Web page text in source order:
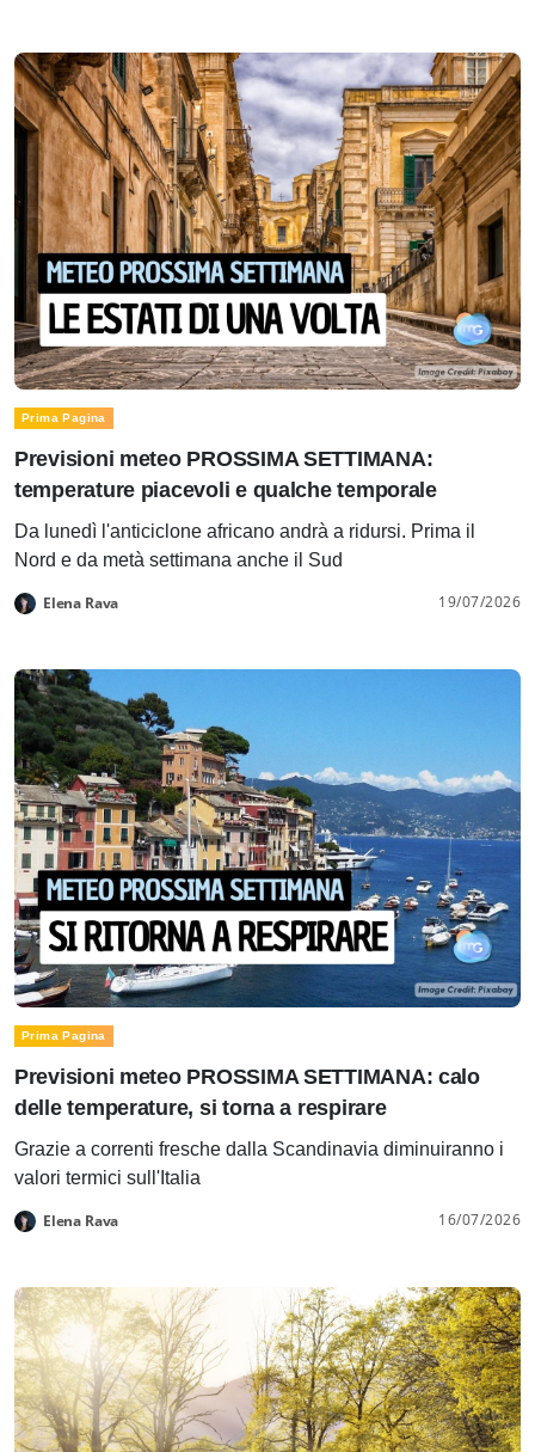
Prima Pagina
Previsioni meteo PROSSIMA SETTIMANA:
temperature piacevoli e qualche temporale
Da lunedì l'anticiclone africano andrà a ridursi. Prima il
Nord e da metà settimana anche il Sud
Elena Rava 19/07/2026
Prima Pagina
Previsioni meteo PROSSIMA SETTIMANA: calo
delle temperature, si torna a respirare
Grazie a correnti fresche dalla Scandinavia diminuiranno i
valori termici sull'Italia
Elena Rava 16/07/2026